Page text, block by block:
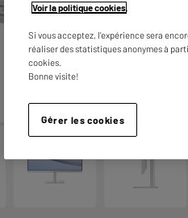
Voir la politique cookies
Si vous acceptez, l'expérience sera
réaliser des statistiques anonymes à
cookies.
Bonne visite!
Gérer les cookies